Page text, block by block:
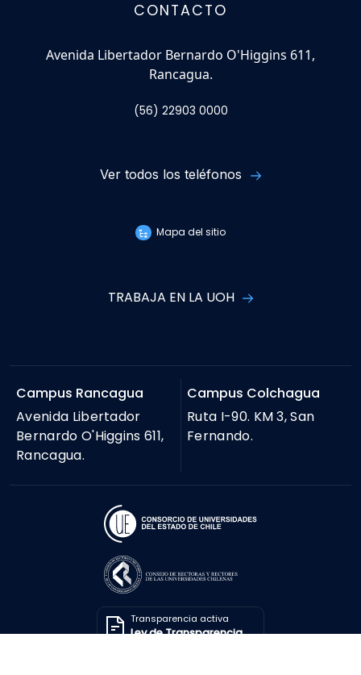
CONTACTO
Avenida Libertador Bernardo O'Higgins 611,
Rancagua.
(56) 22903 0000
Ver todos los teléfonos
Mapa del sitio
TRABAJA EN LA UOH
Campus Rancagua
Avenida Libertador
Bernardo O'Higgins 611,
Rancagua.
Campus Colchagua
Ruta I-90. KM 3, San
Fernando.
Transparencia activa
Ley de Transparencia